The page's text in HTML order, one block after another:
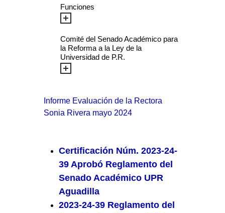
Funciones
Comité del Senado Académico para
la Reforma a la Ley de la
Universidad de P.R.
Informe Evaluación de la Rectora
Sonia Rivera mayo 2024
Certificación Núm. 2023-24-
39 Aprobó Reglamento del
Senado Académico UPR
Aguadilla
2023-24-39 Reglamento del